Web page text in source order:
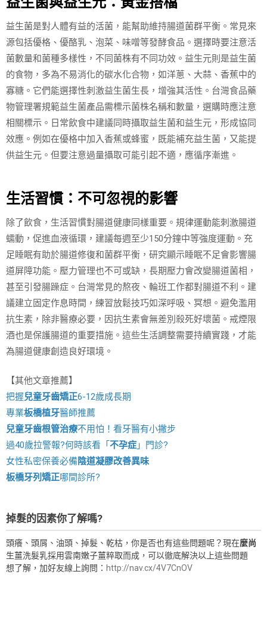
益生菌是對人體有益的活菌，能幫助維持腸道菌群平衡。常見來
源包括優格、優酪乳、泡菜、味噌等發酵食品。選擇時要注意活
菌數量和菌種多樣性，不同菌株有不同功效。益生元則是益生菌
的食物，多為不易消化的碳水化合物，如洋蔥、大蒜、香蕉中的
寡糖。它們能選擇性刺激益生菌生長，增強其活性。台灣食品藥
物管理署規範益生菌產品需標示菌株名稱和數量，選購時應注意
相關標示。日常飲食中建議同時攝取益生菌和益生元，形成協同
效應。例如在優格中加入香蕉或蜂蜜，既能補充益生菌，又能提
供益生元。但要注意過量攝取可能引起不適，應循序漸進。
生活習慣：不可忽視的影響
除了飲食，生活習慣對腸道健康同樣重要。規律運動能刺激腸道
蠕動，促進血液循環，建議每週至少150分鐘中等強度運動。充
足睡眠有助於腸道修復和菌群平衡，研究顯示睡眠不足會影響腸
道屏障功能。壓力管理也不可或缺，長期壓力會改變腸道菌相，
甚至引發腸躁症。台灣常見的熬夜、輪班工作都對腸道不利。建
議建立固定作息時間，練習放鬆技巧如深呼吸、冥想。避免濫用
抗生素，除非醫療必要，因抗生素會無差別殺死好壞菌。戒煙限
酒也是保護腸道的重要措施。這些生活調整需要持續實踐，才能
為腸道健康創造良好環境。
【其他文章推薦】
把握兒童牙齒矯正6-12歲成長期
專業板橋植牙醫師推薦
兒童牙齒根管治療不用怕！看牙醫有小撇步
過40歲拉警報?何時該看「 不孕症 」門診?
女性私密保養必備陰道凝膠改善異味
板橋牙列矯正哪間診所?
掉髮的因素你了解嗎?
頭癢、頭屑、油頭、掉髮、乾枯，你是否也有這些問題呢？現在麼尚
生薑洗髮乳採用雲南嫩子薑粹取而成，可以徹底解決以上這些問題
想了解，加好友線上詢問： http://nav.cx/4V7CnOV